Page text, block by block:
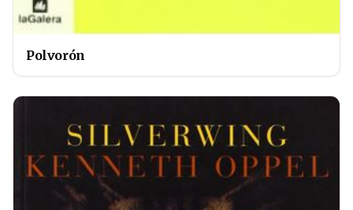
Polvorón